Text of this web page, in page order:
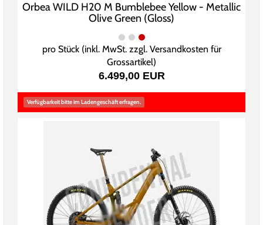
Orbea WILD H20 M Bumblebee Yellow - Metallic
Olive Green (Gloss)
pro Stück (inkl. MwSt. zzgl. Versandkosten für
Grossartikel)
6.499,00 EUR
Verfügbarkeit bitte im Ladengeschäft erfragen.